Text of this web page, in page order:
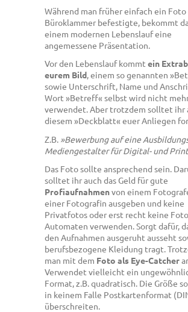
Während man früher einfach ein
Büroklammer befestigte, bekommt
einem modernen Lebenslauf eine
angemessene Präsentation.
Vor den Lebenslauf kommt ein
eurem Bild, einem so genannten
sowie Unterschrift, Name und
Wort »Betreff« selbst wird nicht
verwendet. Aber trotzdem solltet ihr
diesem »Deckblatt« euer Anliegen
Z.B. »Bewerbung auf eine
Mediengestalter für Digital- und
Das Foto sollte ansprechend sein.
solltet ihr auch das Geld für gute
Profiaufnahmenvon einem
einer Fotografin ausgeben und keine
Privatfotos oder erst recht keine
Automaten verwenden. Sorgt dafür,
den Aufnahmen ausgeruht ausseht
berufsbezogene Kleidung tragt.
man mit dem Foto als Eye-Catcher
Verwendet vielleicht ein
Format, z.B. quadratisch. Die Größe
in keinem Falle Postkartenformat
überschreiten.